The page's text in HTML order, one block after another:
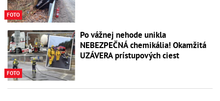
FOTO
FOTO
Po vážnej nehode unikla
NEBEZPEČNÁ chemikália! Okamžitá
UZÁVERA prístupových ciest